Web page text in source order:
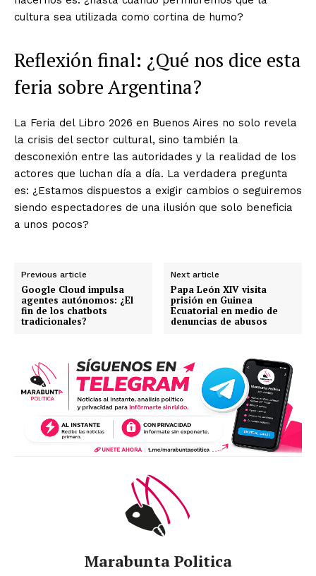
cultura sea utilizada como cortina de humo?
Reflexión final: ¿Qué nos dice esta
feria sobre Argentina?
La Feria del Libro 2026 en Buenos Aires no solo revela
la crisis del sector cultural, sino también la
desconexión entre las autoridades y la realidad de los
actores que luchan día a día. La verdadera pregunta
es: ¿Estamos dispuestos a exigir cambios o seguiremos
siendo espectadores de una ilusión que solo beneficia
a unos pocos?
Previous article
Google Cloud impulsa
agentes autónomos: ¿El
fin de los chatbots
tradicionales?
Next article
Papa León XIV visita
prisión en Guinea
Ecuatorial en medio de
denuncias de abusos
Marabunta Politica